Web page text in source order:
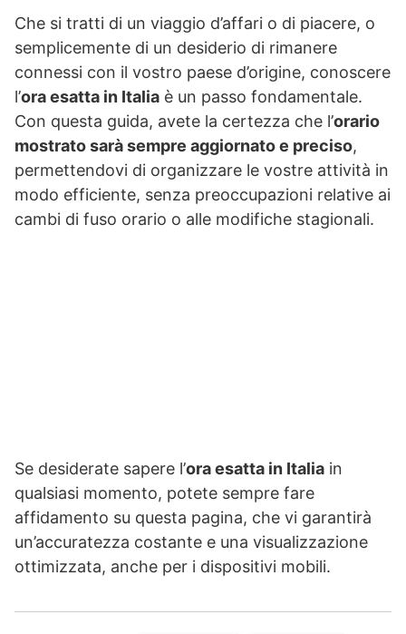
Che si tratti di un viaggio d’affari o di piacere, o
semplicemente di un desiderio di rimanere
connessi con il vostro paese d’origine, conoscere
l’ora esatta in Italia è un passo fondamentale.
Con questa guida, avete la certezza che l’orario
mostrato sarà sempre aggiornato e preciso,
permettendovi di organizzare le vostre attività in
modo efficiente, senza preoccupazioni relative ai
cambi di fuso orario o alle modifiche stagionali.
Se desiderate sapere l’ora esatta in Italia in
qualsiasi momento, potete sempre fare
affidamento su questa pagina, che vi garantirà
un’accuratezza costante e una visualizzazione
ottimizzata, anche per i dispositivi mobili.